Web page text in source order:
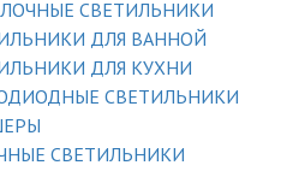
СВЕТИЛЬНИКИ
ДЛЯ ВАННОЙ
ДЛЯ КУХНИ
СВЕТИЛЬНИКИ
СВЕТИЛЬНИКИ